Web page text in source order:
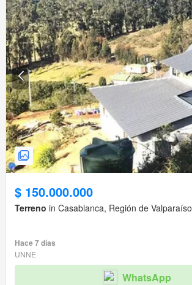
$ 150.000.000
Terreno in Casablanca, Región de Valparaíso
Hace 7 días
UNNE
WhatsApp